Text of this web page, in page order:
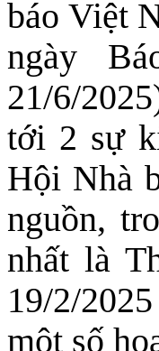
báo Việt
ngày
21/6/
tới 2 sự
Hội Nhà
nguồn,
nhất là
19/2/
một số